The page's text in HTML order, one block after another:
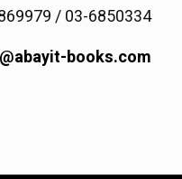
03-6850334 / 03-6869979
books.com